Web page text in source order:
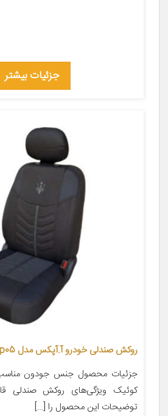
جزئیات بیشتر
روکش صندلی خودرو آ.آپکس مدل Vip05 مناسب برای تیبا 2
کوئیک ویژگی‌های روکش صندلی
توضیحات این محصول را […]